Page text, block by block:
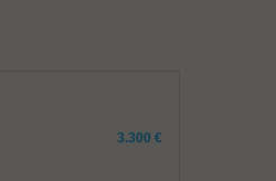
3.300 €